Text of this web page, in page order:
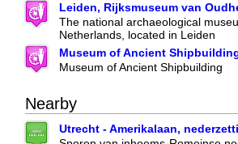
Leiden, Rijksmuseum van
The national archaeological
Netherlands, located in Leiden
Museum of Ancient
Museum of Ancient Shipbuilding
Nearby
Utrecht - Amerikalaan,